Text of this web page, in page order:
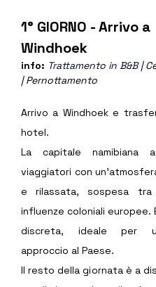
1° GIORNO - Arrivo a
Windhoek
info: Trattamento in B&B |
| Pernottamento
Arrivo a Windhoek e
hotel.
La capitale namibiana
viaggiatori con
e rilassata, sospesa
influenze coloniali europee.
discreta, ideale per
approccio al Paese.
Il resto della giornata è a